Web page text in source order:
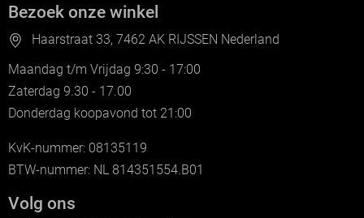
Bezoek onze winkel
Haarstraat 33, 7462 AK RIJSSEN Nederland
Maandag t/m Vrijdag 9:30 - 17:00
Zaterdag 9.30 - 17.00
Donderdag koopavond tot 21:00
KvK-nummer: 08135119
BTW-nummer: NL 814351554.B01
Volg ons